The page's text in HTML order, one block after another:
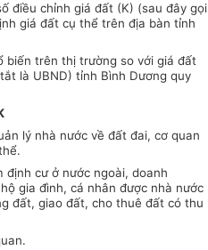
điều chỉnh giá đất (K) (sau đây gọi
giá đất cụ thể trên địa bàn tỉnh
biến trên thị trường so với giá đất
là UBND) tỉnh Bình Dương quy
lý nhà nước về đất đai, cơ quan
định cư ở nước ngoài, doanh
gia đình, cá nhân được nhà nước
đất, giao đất, cho thuê đất có thu